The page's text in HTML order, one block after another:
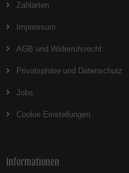
Zahlarten
Impressum
AGB und Widerrufsrecht
Privatsphäre und Datenschutz
Jobs
Cookie Einstellungen
Informationen